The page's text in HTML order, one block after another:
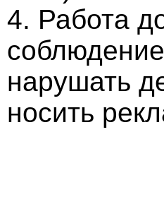
4. Работа
нарушать
носить